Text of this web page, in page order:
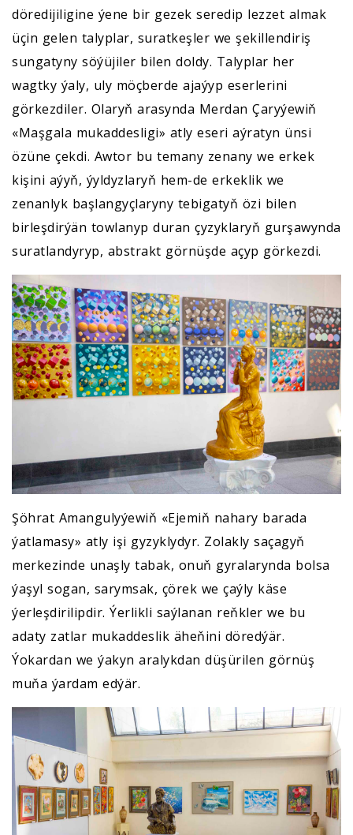
döredijiligine ýene bir gezek seredip lezzet almak
üçin gelen talyplar, suratkeşler we şekillendiriş
sungatyny söýüjiler bilen doldy. Talyplar her
wagtky ýaly, uly möçberde ajaýyp eserlerini
görkezdiler. Olaryň arasynda Merdan Çaryýewiň
«Maşgala mukaddesligi» atly eseri aýratyn ünsi
özüne çekdi. Awtor bu temany zenany we erkek
kişini aýyň, ýyldyzlaryň hem-de erkeklik we
zenanlyk başlangyçlaryny tebigatyň özi bilen
birleşdirýän towlanyp duran çyzyklaryň gurşawynda
suratlandyryp, abstrakt görnüşde açyp görkezdi.
Şöhrat Amangulyýewiň «Ejemiň nahary barada
ýatlamasy» atly işi gyzyklydyr. Zolakly saçagyň
merkezinde unaşly tabak, onuň gyralarynda bolsa
ýaşyl sogan, sarymsak, çörek we çaýly käse
ýerleşdirilipdir. Ýerlikli saýlanan reňkler we bu
adaty zatlar mukaddeslik äheňini döredýär.
Ýokardan we ýakyn aralykdan düşürilen görnüş
muňa ýardam edýär.